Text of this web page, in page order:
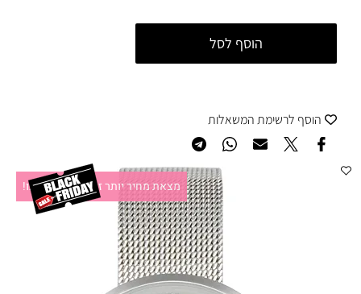
מצאת מחיר יותר זול?תקשרו אלינו!
הוסף לסל
הוסף לרשימת המשאלות